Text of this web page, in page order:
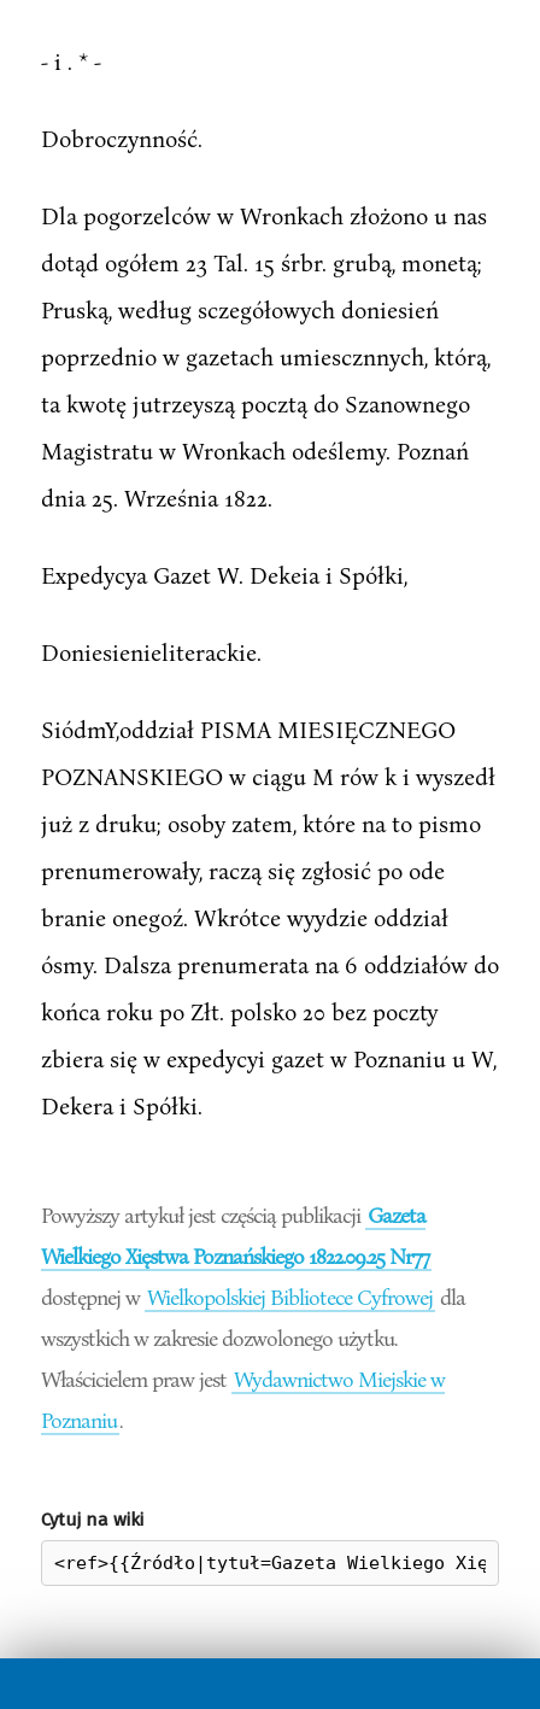
- i . * -
Dobroczynność.
Dla pogorzelców w Wronkach złożono u nas
dotąd ogółem 23 Tal. 15 śrbr. grubą, monetą;
Pruską, według sczegółowych doniesień
poprzednio w gazetach umiescznnych, którą,
ta kwotę jutrzeyszą pocztą do Szanownego
Magistratu w Wronkach odeślemy. Poznań
dnia 25. Września 1822.
Expedycya Gazet W. Dekeia i Spółki,
Doniesienieliterackie.
SiódmY,oddział PISMA MIESIĘCZNEGO
POZNANSKIEGO w ciągu M rów k i wyszedł
już z druku; osoby zatem, które na to pismo
prenumerowały, raczą się zgłosić po ode
branie onegoź. Wkrótce wyydzie oddział
ósmy. Dalsza prenumerata na 6 oddziałów do
końca roku po Złt. polsko 20 bez poczty
zbiera się w expedycyi gazet w Poznaniu u W,
Dekera i Spółki.
Powyższy artykuł jest częścią publikacji Gazeta
Wielkiego Xięstwa Poznańskiego 1822.09.25 Nr77
dostępnej w Wielkopolskiej Bibliotece Cyfrowej dla
wszystkich w zakresie dozwolonego użytku.
Właścicielem praw jest Wydawnictwo Miejskie w
Poznaniu.
Cytuj na wiki